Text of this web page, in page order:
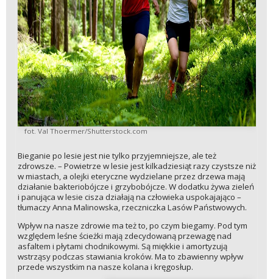
fot. Val Thoermer/Shutterstock.com
Bieganie po lesie jest nie tylko przyjemniejsze, ale też
zdrowsze. – Powietrze w lesie jest kilkadziesiąt razy czystsze niż
w miastach, a olejki eteryczne wydzielane przez drzewa mają
działanie bakteriobójcze i grzybobójcze. W dodatku żywa zieleń
i panująca w lesie cisza działają na człowieka uspokajająco –
tłumaczy Anna Malinowska, rzeczniczka Lasów Państwowych.
Wpływ na nasze zdrowie ma też to, po czym biegamy. Pod tym
względem leśne ścieżki mają zdecydowaną przewagę nad
asfaltem i płytami chodnikowymi. Są miękkie i amortyzują
wstrząsy podczas stawiania kroków. Ma to zbawienny wpływ
przede wszystkim na nasze kolana i kręgosłup.